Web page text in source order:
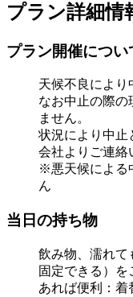
プラン詳細情
プラン開催につい
天候不良により
なお中止の際の
ません。
状況により中止
会社よりご連絡
※悪天候による
ん
当日の持ち物
飲み物、濡れて
固定できる）を
あれば便利：着